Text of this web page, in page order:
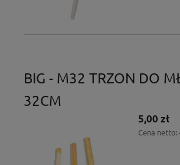
BIG - M32 TRZON DO
32CM
5,00 zł
Cena netto: